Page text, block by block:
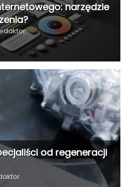
narzędzie
od regeneracji